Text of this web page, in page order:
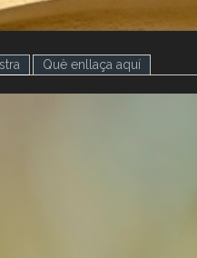
(pestanya activa)
Què enllaça aquí